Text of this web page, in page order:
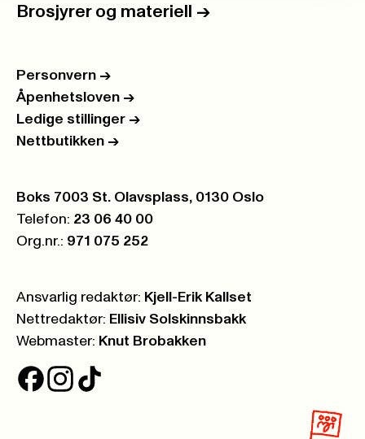
Brosjyrer og materiell ->
Personvern ->
Åpenhetsloven ->
Ledige stillinger ->
Nettbutikken ->
Postboks:
Boks 7003 St. Olavsplass, 0130 Oslo
Telefon: 23 06 40 00
Org.nr.: 971 075 252
Ansvarlig redaktør: Kjell-Erik Kallset
Nettredaktør: Ellisiv Solskinnsbakk
Webmaster: Knut Brobakken